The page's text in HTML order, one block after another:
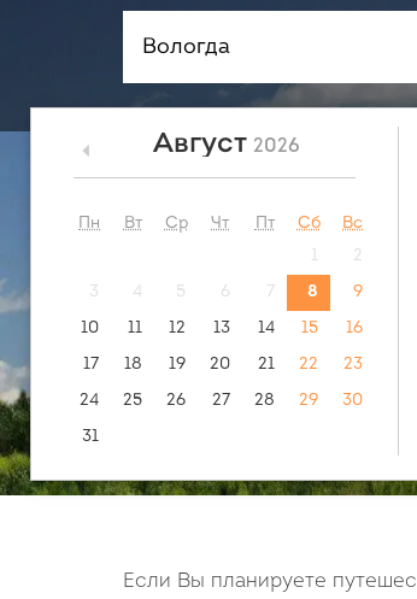
Если Вы планируете
Август 2026
Пн Вт Ср Чт Пт Сб
Вс
1
2
3
4 5 6 7 8
9
10
11 12 13 14 15
16
17
18 19 20 21 22
23
24
25 26 27 28 29
30
31